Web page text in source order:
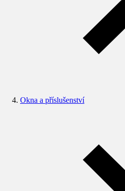
Okna a příslušenství